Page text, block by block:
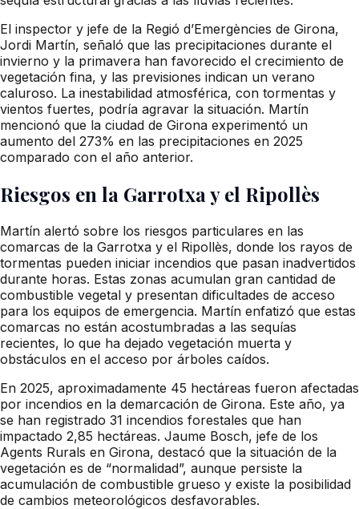
El inspector y jefe de la Regió d’Emergències de Girona,
Jordi Martín, señaló que las precipitaciones durante el
invierno y la primavera han favorecido el crecimiento de
vegetación fina, y las previsiones indican un verano
caluroso. La inestabilidad atmosférica, con tormentas y
vientos fuertes, podría agravar la situación. Martín
mencionó que la ciudad de Girona experimentó un
aumento del 273% en las precipitaciones en 2025
comparado con el año anterior.
Riesgos en la Garrotxa y el Ripollès
Martín alertó sobre los riesgos particulares en las
comarcas de la Garrotxa y el Ripollès, donde los rayos de
tormentas pueden iniciar incendios que pasan inadvertidos
durante horas. Estas zonas acumulan gran cantidad de
combustible vegetal y presentan dificultades de acceso
para los equipos de emergencia. Martín enfatizó que estas
comarcas no están acostumbradas a las sequías
recientes, lo que ha dejado vegetación muerta y
obstáculos en el acceso por árboles caídos.
En 2025, aproximadamente 45 hectáreas fueron afectadas
por incendios en la demarcación de Girona. Este año, ya
se han registrado 31 incendios forestales que han
impactado 2,85 hectáreas. Jaume Bosch, jefe de los
Agents Rurals en Girona, destacó que la situación de la
vegetación es de “normalidad”, aunque persiste la
acumulación de combustible grueso y existe la posibilidad
de cambios meteorológicos desfavorables.